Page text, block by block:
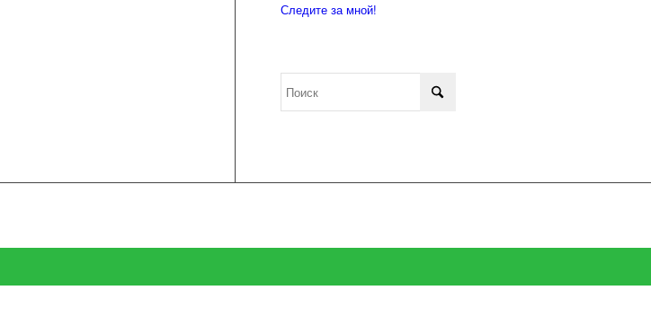
Следите за мной!